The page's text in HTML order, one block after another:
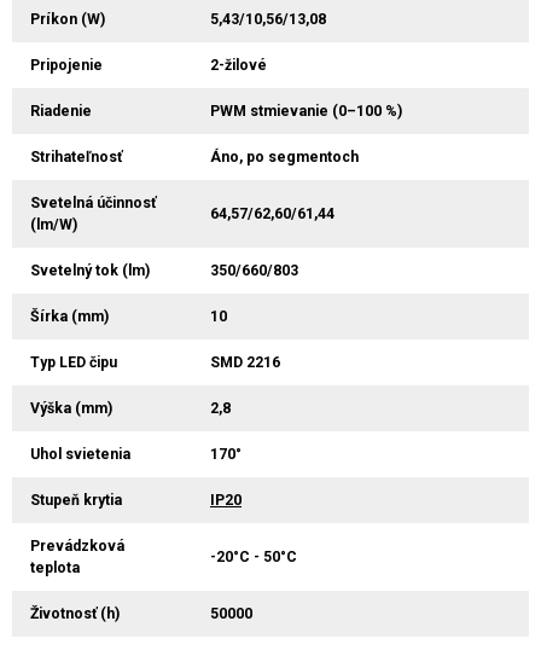
Príkon (W) 5,43/10,56/13,08
Pripojenie 2-žilové
Riadenie PWM stmievanie (0–100 %)
Strihateľnosť Áno, po segmentoch
Svetelná účinnosť
(lm/W)
64,57/62,60/61,44
Svetelný tok (lm) 350/660/803
Šírka (mm) 10
Typ LED čipu SMD 2216
Výška (mm) 2,8
Uhol svietenia 170°
Stupeň krytia IP20
Prevádzková
teplota
-20°C - 50°C
Životnosť (h) 50000